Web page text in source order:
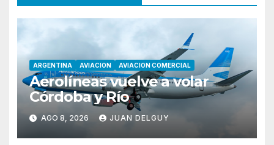
ARGENTINA AVIACION AVIACION COMERCIAL
Aerolíneas vuelve a volar
Córdoba y Río
AGO 8, 2026 JUAN DELGUY